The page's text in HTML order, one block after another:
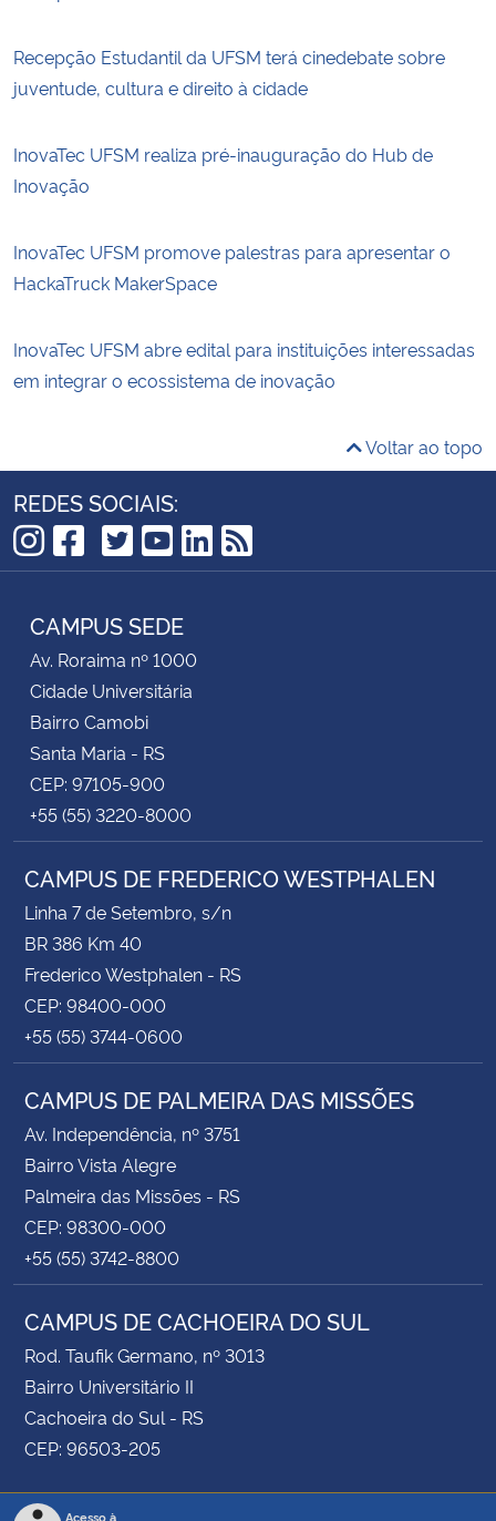
Recepção Estudantil da UFSM terá cinedebate sobre
juventude, cultura e direito à cidade
InovaTec UFSM realiza pré-inauguração do Hub de
Inovação
InovaTec UFSM promove palestras para apresentar o
HackaTruck MakerSpace
InovaTec UFSM abre edital para instituições interessadas
em integrar o ecossistema de inovação
Voltar ao topo
REDES SOCIAIS:
Instagram
Facebook
TikTok
Twitter
YouTube
LinkedIn
RSS
CAMPUS SEDE
Av. Roraima nº 1000
Cidade Universitária
Bairro Camobi
Santa Maria - RS
CEP: 97105-900
+55 (55) 3220-8000
CAMPUS DE FREDERICO WESTPHALEN
Linha 7 de Setembro, s/n
BR 386 Km 40
Frederico Westphalen - RS
CEP: 98400-000
+55 (55) 3744-0600
CAMPUS DE PALMEIRA DAS MISSÕES
Av. Independência, nº 3751
Bairro Vista Alegre
Palmeira das Missões - RS
CEP: 98300-000
+55 (55) 3742-8800
CAMPUS DE CACHOEIRA DO SUL
Rod. Taufik Germano, nº 3013
Bairro Universitário II
Cachoeira do Sul - RS
CEP: 96503-205
Acesso à